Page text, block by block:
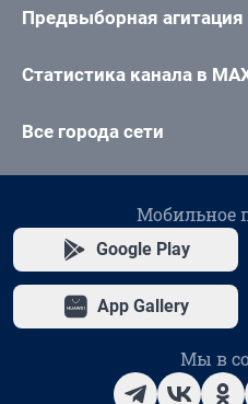
Предвыборная агитация
Статистика канала в
Все города сети
Мобильное
Google Play
App Gallery
Мы в